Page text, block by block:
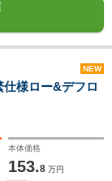
NEW
様ロー&デフロ
本体価格
153.8 万円